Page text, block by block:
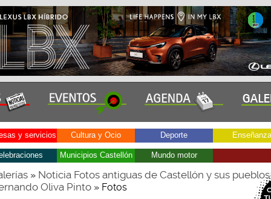
y servicios Cultura y Ocio Deporte Enseñanza
Municipios Castellón Mundo motor
» Noticia Fotos antiguas de Castellón y sus
Oliva Pinto» Fotos